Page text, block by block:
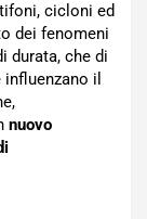
cicloni ed
dei fenomeni
durata, che di
il
nuovo